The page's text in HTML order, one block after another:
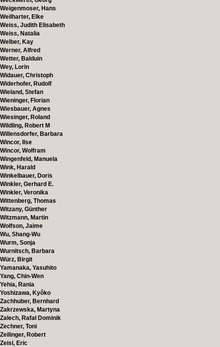
Weigenmoser, Hans
Weilharter, Elke
Weiss, Judith Elisabeth
Weiss, Natalia
Welber, Kay
Werner, Alfred
Wetter, Balduin
Wey, Lorin
Widauer, Christoph
Widerhofer, Rudolf
Wieland, Stefan
Wieninger, Florian
Wiesbauer, Agnes
Wiesinger, Roland
Wildling, Robert M
Willensdorfer, Barbara
Wincor, Ilse
Wincor, Wolfram
Wingenfeld, Manuela
Wink, Harald
Winkelbauer, Doris
Winkler, Gerhard E.
Winkler, Veronika
Wittenberg, Thomas
Witzany, Günther
Witzmann, Martin
Wolfson, Jaime
Wu, Shang-Wu
Wurm, Sonja
Wurnitsch, Barbara
Würz, Birgit
Yamanaka, Yasuhito
Yang, Chin-Wen
Yehia, Rania
Yoshizawa, Kyôko
Zachhuber, Bernhard
Zakrzewska, Martyna
Zalech, Rafał Dominik
Zechner, Toni
Zeilinger, Robert
Zeisl, Eric